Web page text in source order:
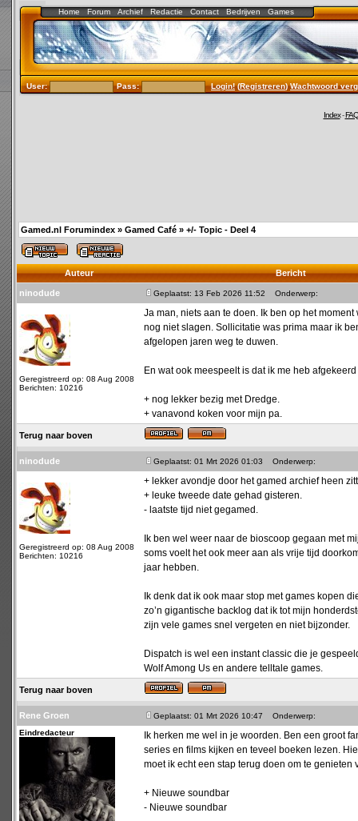
Home Forum Archief Redactie Contact Bedrijven Games
User: Pass: Login!(Registreren)Wachtwoord
Index-FAQ
Gamed.nl Forumindex » Gamed Café » +/- Topic - Deel 4
Auteur Bericht
ninodude Geplaatst: 13 Feb 2026 11:52 Onderwerp:
Geregistreerd op: 08 Aug 2008
Berichten: 10216
Ja man, niets aan te doen. Ik ben op het
nog niet slagen. Sollicitatie was prima maar ik
afgelopen jaren weg te duwen.
En wat ook meespeelt is dat ik me heb
+ nog lekker bezig met Dredge.
+ vanavond koken voor mijn pa.
Terug naar boven
ninodude Geplaatst: 01 Mrt 2026 01:03 Onderwerp:
Geregistreerd op: 08 Aug 2008
Berichten: 10216
+ lekker avondje door het gamed archief heen
+ leuke tweede date gehad gisteren.
- laatste tijd niet gegamed.
Ik ben wel weer naar de bioscoop gegaan met
soms voelt het ook meer aan als vrije tijd
jaar hebben.
Ik denk dat ik ook maar stop met games kopen
zo’n gigantische backlog dat ik tot mijn
zijn vele games snel vergeten en niet bijzonder.
Dispatch is wel een instant classic die je
Wolf Among Us en andere telltale games.
Terug naar boven
Rene Groen Geplaatst: 01 Mrt 2026 10:47
Onderwerp:
Eindredacteur
Ik herken me wel in je woorden. Ben een groot
series en films kijken en teveel boeken lezen.
moet ik echt een stap terug doen om te
+ Nieuwe soundbar
- Nieuwe soundbar